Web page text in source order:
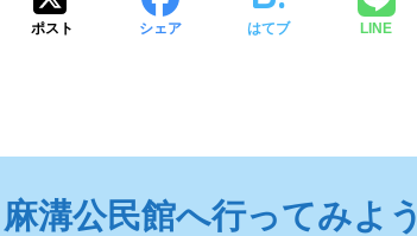
ポスト シェア はてブ LINE
麻溝公民館へ行ってみよう